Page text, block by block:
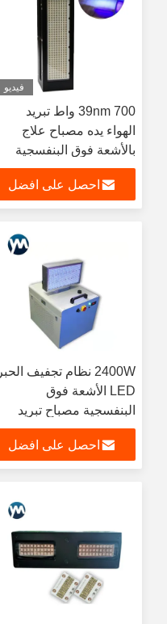
فيديو
39nm 700 واط تبريد
الهواء يده مصباح علاج
بالأشعة فوق البنفسجية
ضوء محمول للخشب
التمهيدي الأثاث الطلاء
طلاء الأشعة فوق
احصل على افضل
2400W نظام تجفيف الحبر
LED الأشعة فوق
البنفسجية مصباح تبريد
المياه
احصل على افضل